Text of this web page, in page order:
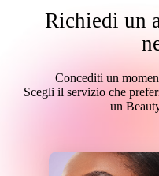
Richiedi un
Concediti un
Scegli il servizio che
un